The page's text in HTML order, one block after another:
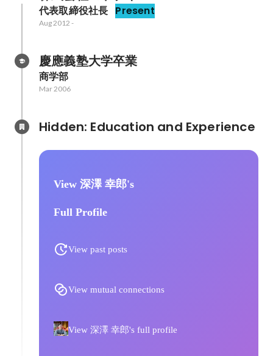
代表取締役社長 Present
Aug 2012 -
慶應義塾大学卒業
商学部
Mar 2006
View 深澤 幸郎's
Full Profile
View past posts
View mutual connections
View 深澤 幸郎's full profile